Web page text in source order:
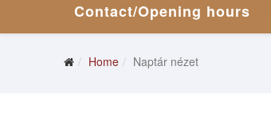
Contact/Opening hours
Home Naptár nézet